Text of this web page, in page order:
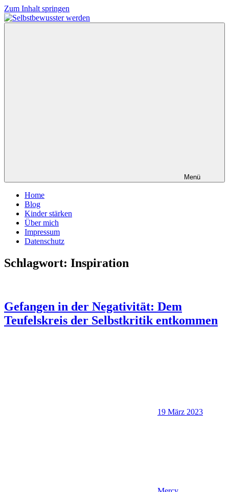
Zum Inhalt springen
Menü
Home
Blog
Kinder stärken
Über mich
Impressum
Datenschutz
Schlagwort: Inspiration
Gefangen in der Negativität: Dem
Teufelskreis der Selbstkritik entkommen
19 März 2023